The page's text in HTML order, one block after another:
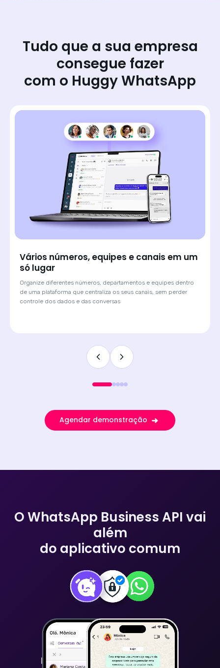
Tudo que a sua empresa
consegue fazer
com o Huggy WhatsApp
Saiba de onde veio cada lead e atenda
com o contexto certo
Quando o cliente chega por um anúncio de Click-to-WhatsApp,
a Huggy mostra qual campanha originou a conversa. O
atendente sabe o contexto antes de digitar a primeira
Agendar demonstração
O WhatsApp Business API vai
além
do aplicativo comum